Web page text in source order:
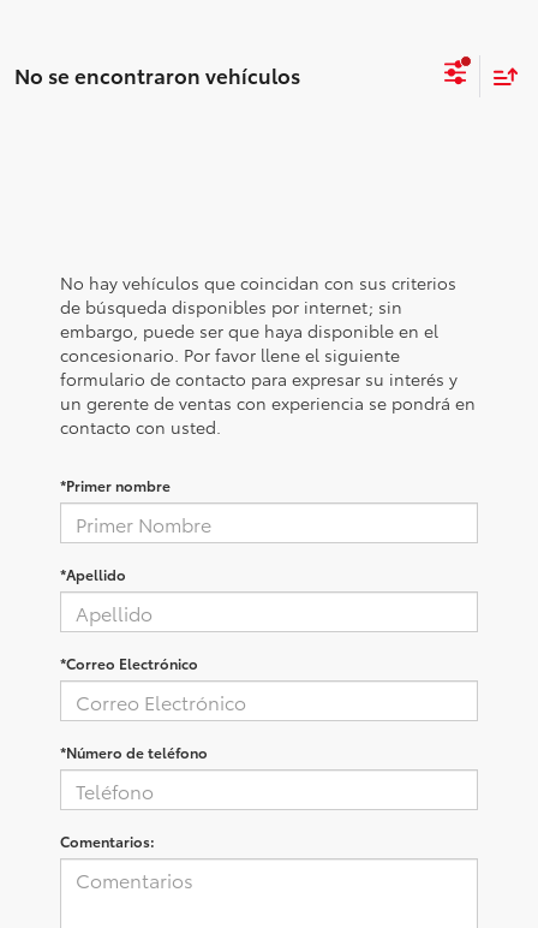
No se encontraron vehículos
No hay vehículos que coincidan con sus criterios
de búsqueda disponibles por internet; sin
embargo, puede ser que haya disponible en el
concesionario. Por favor llene el siguiente
formulario de contacto para expresar su interés y
un gerente de ventas con experiencia se pondrá en
contacto con usted.
*Primer nombre
*Apellido
*Correo Electrónico
*Número de teléfono
Comentarios: